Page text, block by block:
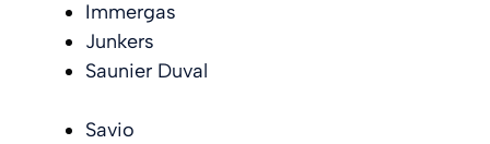
Immergas
Junkers
Saunier Duval
Savio